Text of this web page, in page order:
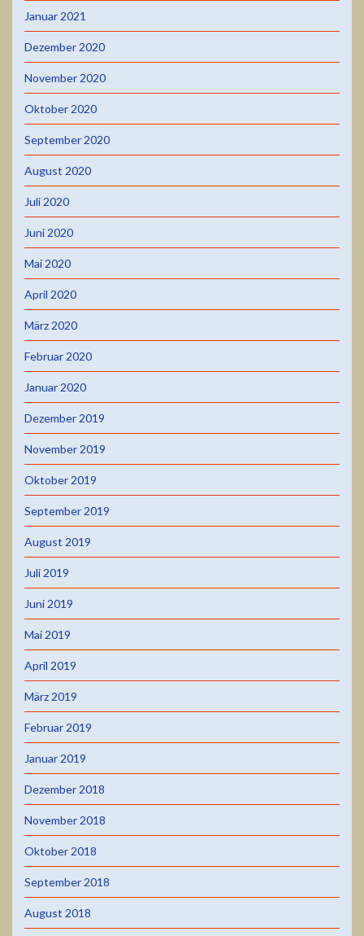
Januar 2021
Dezember 2020
November 2020
Oktober 2020
September 2020
August 2020
Juli 2020
Juni 2020
Mai 2020
April 2020
März 2020
Februar 2020
Januar 2020
Dezember 2019
November 2019
Oktober 2019
September 2019
August 2019
Juli 2019
Juni 2019
Mai 2019
April 2019
März 2019
Februar 2019
Januar 2019
Dezember 2018
November 2018
Oktober 2018
September 2018
August 2018